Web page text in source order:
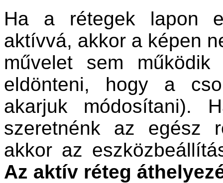
Ha a rétegek lapon
aktívvá, akkor a képen
művelet sem
eldönteni, hogy a
akarjuk módosítani).
szeretnénk az egész
akkor az
Az aktív réteg